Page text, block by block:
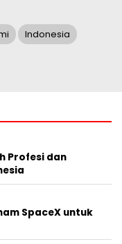
Indonesia
Profesi dan
SpaceX untuk